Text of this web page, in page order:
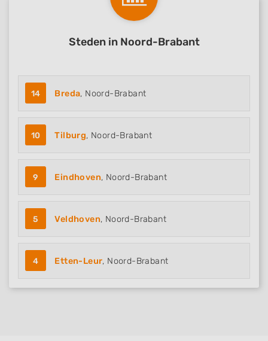
Steden in Noord-Brabant
14 Breda, Noord-Brabant
10 Tilburg, Noord-Brabant
9 Eindhoven, Noord-Brabant
5 Veldhoven, Noord-Brabant
4 Etten-Leur, Noord-Brabant